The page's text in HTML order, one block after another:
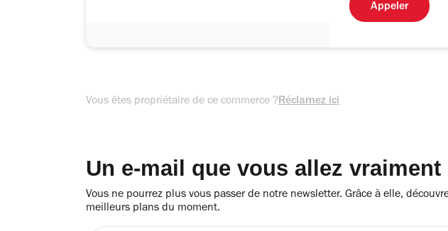
Appeler
Vous êtes propriétaire de ce commerce ?Réclamez ici
Un e-mail que vous allez vraiment
Vous ne pourrez plus vous passer de notre newsletter. Grâce à elle,
meilleurs plans du moment.